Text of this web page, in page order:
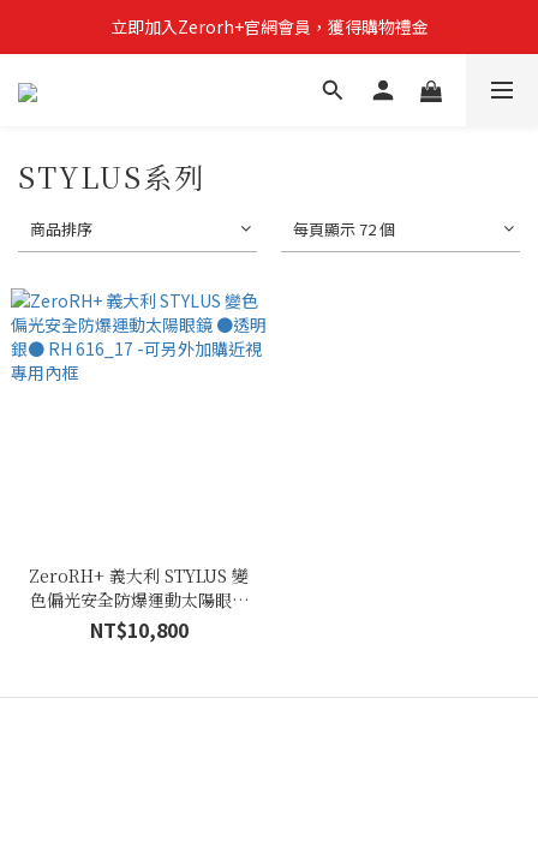
立即加入Zerorh+官網會員，獲得購物禮金
立即加入Zerorh+官網會員，獲得購物禮金
Zerorh+期間限定優惠全館滿15000折1500滿20000折2500
STYLUS系列
商品排序 每頁顯示 72 個
ZeroRH+ 義大利 STYLUS 變
色偏光安全防爆運動太陽眼鏡
●透明銀● RH 616_17 -可另外
加購近視專用內框
NT$10,800